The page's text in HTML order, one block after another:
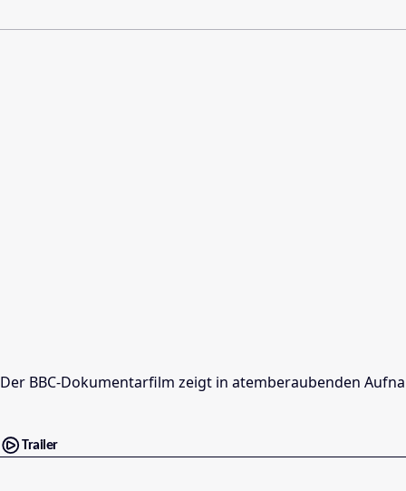
Der BBC-Dokumentarfilm zeigt in atemberaubenden
Trailer